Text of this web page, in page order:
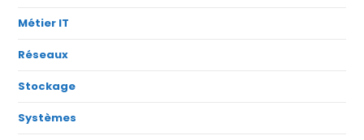
Métier IT
Réseaux
Stockage
Systèmes